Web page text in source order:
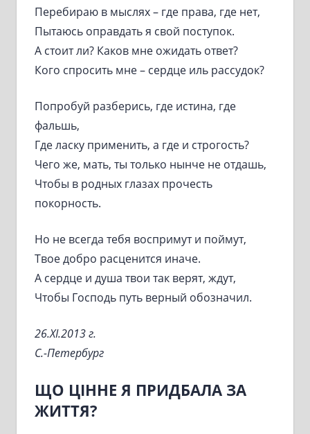
Перебираю в мыслях – где права, где нет,
Пытаюсь оправдать я свой поступок.
А стоит ли? Каков мне ожидать ответ?
Кого спросить мне – сердце иль рассудок?
Попробуй разберись, где истина, где
фальшь,
Где ласку применить, а где и строгость?
Чего же, мать, ты только нынче не отдашь,
Чтобы в родных глазах прочесть
покорность.
Но не всегда тебя воспримут и поймут,
Твое добро расценится иначе.
А сердце и душа твои так верят, ждут,
Чтобы Господь путь верный обозначил.
26.XI.2013 г.
С.-Петербург
ЩО ЦІННЕ Я ПРИДБАЛА ЗА
ЖИТТЯ?